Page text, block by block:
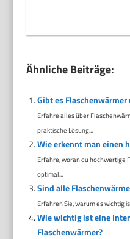
Ähnliche Beiträge:
Gibt es
Erfahre alles über
praktische Lösung...
Wie erkennt man einen
Erfahre, woran du hochwertige
optimal...
Sind alle
Erfahren Sie, warum es wichtig
Wie wichtig ist eine
Flaschenwärmer?